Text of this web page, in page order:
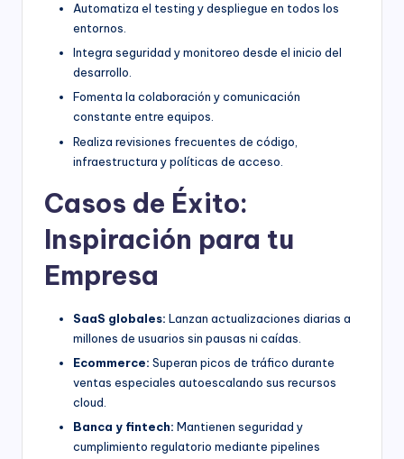
Automatiza el testing y despliegue en todos los
entornos.
Integra seguridad y monitoreo desde el inicio del
desarrollo.
Fomenta la colaboración y comunicación
constante entre equipos.
Realiza revisiones frecuentes de código,
infraestructura y políticas de acceso.
Casos de Éxito:
Inspiración para tu
Empresa
SaaS globales: Lanzan actualizaciones diarias a
millones de usuarios sin pausas ni caídas.
Ecommerce: Superan picos de tráfico durante
ventas especiales autoescalando sus recursos
cloud.
Banca y fintech: Mantienen seguridad y
cumplimiento regulatorio mediante pipelines